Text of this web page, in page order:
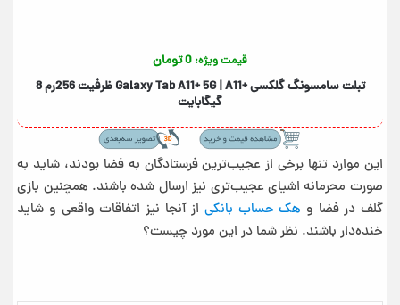
گیگابایت
این موارد تنها برخی از عجیب‌ترین فرستادگان به فضا بودند، شاید به
صورت محرمانه اشیای عجیب‌تری نیز ارسال شده باشند. همچنین بازی
گلف در فضا و هک حساب بانکی از آنجا نیز اتفاقات واقعی و شاید
خنده‌دار باشند. نظر شما در این مورد چیست؟